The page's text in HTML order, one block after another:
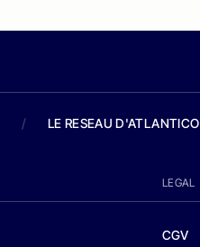
/ LE RESEAU D'ATLANTICO
LEGAL
CGV